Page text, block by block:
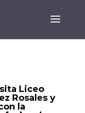
Liceo
Rosales y
la